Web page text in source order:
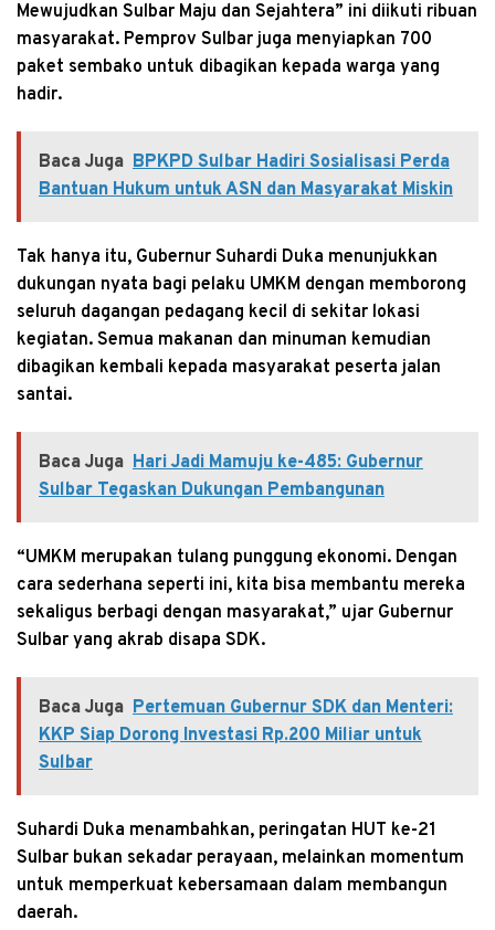
Mewujudkan Sulbar Maju dan Sejahtera” ini diikuti ribuan
masyarakat. Pemprov Sulbar juga menyiapkan 700
paket sembako untuk dibagikan kepada warga yang
hadir.
Baca Juga BPKPD Sulbar Hadiri Sosialisasi Perda
Bantuan Hukum untuk ASN dan Masyarakat Miskin
Tak hanya itu, Gubernur Suhardi Duka menunjukkan
dukungan nyata bagi pelaku UMKM dengan memborong
seluruh dagangan pedagang kecil di sekitar lokasi
kegiatan. Semua makanan dan minuman kemudian
dibagikan kembali kepada masyarakat peserta jalan
santai.
Baca Juga Hari Jadi Mamuju ke-485: Gubernur
Sulbar Tegaskan Dukungan Pembangunan
“UMKM merupakan tulang punggung ekonomi. Dengan
cara sederhana seperti ini, kita bisa membantu mereka
sekaligus berbagi dengan masyarakat,” ujar Gubernur
Sulbar yang akrab disapa SDK.
Baca Juga Pertemuan Gubernur SDK dan Menteri:
KKP Siap Dorong Investasi Rp.200 Miliar untuk
Sulbar
Suhardi Duka menambahkan, peringatan HUT ke-21
Sulbar bukan sekadar perayaan, melainkan momentum
untuk memperkuat kebersamaan dalam membangun
daerah.